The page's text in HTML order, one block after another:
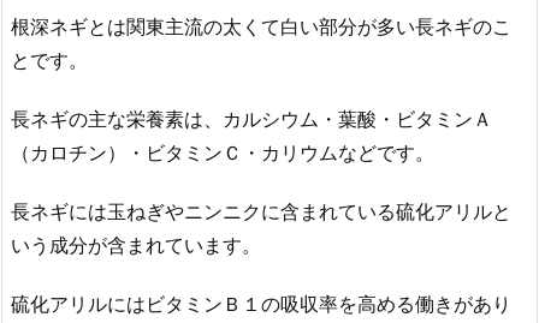
根深ネギとは関東主流の太くて白い部分が多い長ネギのこ
とです。
長ネギの主な栄養素は、カルシウム・葉酸・ビタミンＡ
（カロチン）・ビタミンＣ・カリウムなどです。
長ネギには玉ねぎやニンニクに含まれている硫化アリルと
いう成分が含まれています。
硫化アリルにはビタミンＢ１の吸収率を高める働きがあり